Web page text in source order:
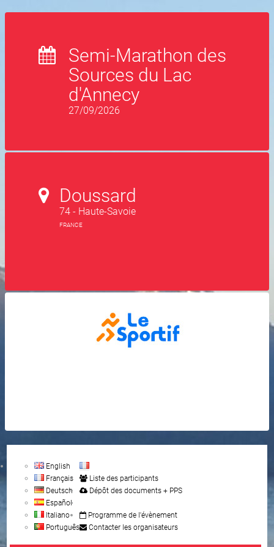
Semi-Marathon des
Sources du Lac
d'Annecy
27/09/2026
Doussard
74 - Haute-Savoie
FRANCE
English
Français
Deutsch
Español
Italiano
Português
Liste des participants
Dépôt des documents + PPS
Programme de l'évènement
Contacter les organisateurs